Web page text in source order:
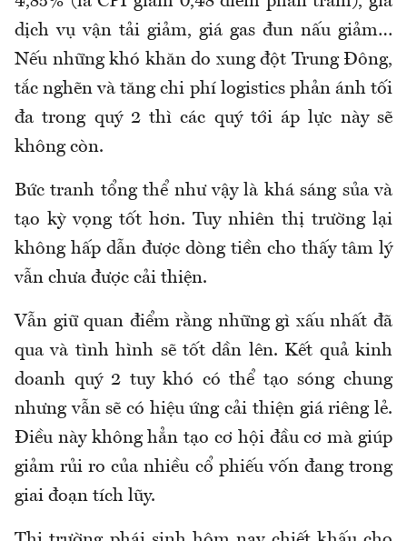
dịch vụ vận tải giảm, giá gas đun nấu giảm…
Nếu những khó khăn do xung đột Trung Đông,
tắc nghẽn và tăng chi phí logistics phản ánh tối
đa trong quý 2 thì các quý tới áp lực này sẽ
không còn.
Bức tranh tổng thể như vậy là khá sáng sủa và
tạo kỳ vọng tốt hơn. Tuy nhiên thị trường lại
không hấp dẫn được dòng tiền cho thấy tâm lý
vẫn chưa được cải thiện.
Vẫn giữ quan điểm rằng những gì xấu nhất đã
qua và tình hình sẽ tốt dần lên. Kết quả kinh
doanh quý 2 tuy khó có thể tạo sóng chung
nhưng vẫn sẽ có hiệu ứng cải thiện giá riêng lẻ.
Điều này không hẳn tạo cơ hội đầu cơ mà giúp
giảm rủi ro của nhiều cổ phiếu vốn đang trong
giai đoạn tích lũy.